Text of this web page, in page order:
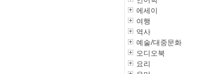
에세이
여행
역사
예술/대중문화
오디오북
요리